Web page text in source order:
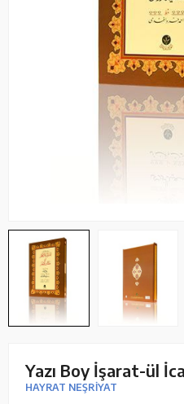
Yazı Boy İşarat-ül
HAYRAT NEŞRİYAT